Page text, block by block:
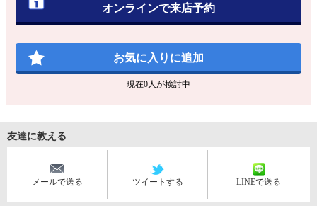
オンラインで来店予約
お気に入りに追加
現在0人が検討中
友達に教える
メールで送る ツイートする LINEで送る